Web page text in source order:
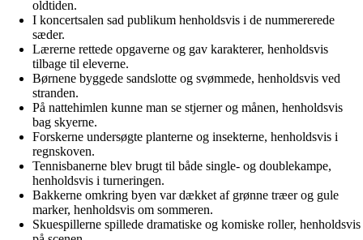
oldtiden.
I koncertsalen sad publikum henholdsvis i de nummererede
sæder.
Lærerne rettede opgaverne og gav karakterer, henholdsvis
tilbage til eleverne.
Børnene byggede sandslotte og svømmede, henholdsvis ved
stranden.
På nattehimlen kunne man se stjerner og månen, henholdsvis
bag skyerne.
Forskerne undersøgte planterne og insekterne, henholdsvis i
regnskoven.
Tennisbanerne blev brugt til både single- og doublekampe,
henholdsvis i turneringen.
Bakkerne omkring byen var dækket af grønne træer og gule
marker, henholdsvis om sommeren.
Skuespillerne spillede dramatiske og komiske roller, henholdsvis